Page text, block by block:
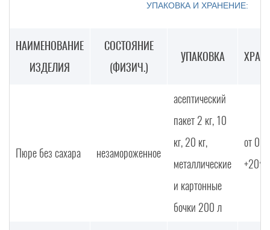
УПАКОВКА И ХРАНЕНИЕ:
НАИМЕНОВАНИЕ
ИЗДЕЛИЯ
СОСТОЯНИЕ
(ФИЗИЧ.)
УПАКОВКА
Пюре без сахара незамороженное
асептический
пакет 2 кг, 10
кг, 20 кг,
металлические
и картонные
бочки 200 л
от
+20°С